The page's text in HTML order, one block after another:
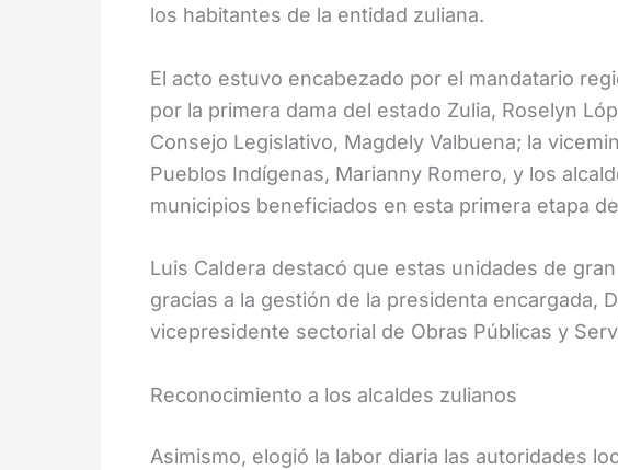
los habitantes de la entidad zuliana.
El acto estuvo encabezado por el mandatario
por la primera dama del estado Zulia, Roselyn
Consejo Legislativo, Magdely Valbuena; la
Pueblos Indígenas, Marianny Romero, y los
municipios beneficiados en esta primera etapa
Luis Caldera destacó que estas unidades de
gracias a la gestión de la presidenta encargada,
vicepresidente sectorial de Obras Públicas y
Reconocimiento a los alcaldes zulianos
Asimismo, elogió la labor diaria las autoridades